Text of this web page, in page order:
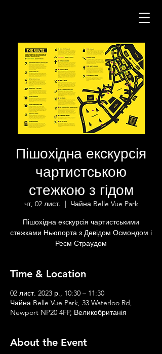
Пішохідна екскурсія
чартистською
стежкою з гідом
чт, 02 лист.
  |
Чайна Belle Vue Park
Пішохідна екскурсія чартистськими
стежками Ньюпорта з Девідом Осмондом і
Реєм Страудом
Time & Location
02 лист. 2023 р., 10:30 – 11:30
Чайна Belle Vue Park, 33 Waterloo Rd,
Newport NP20 4FP, Великобританія
About the Event